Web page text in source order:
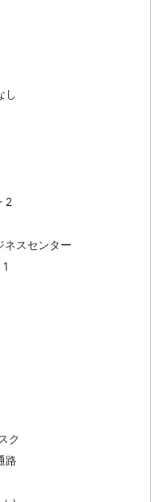
し
2
ネスセンター
ク
路